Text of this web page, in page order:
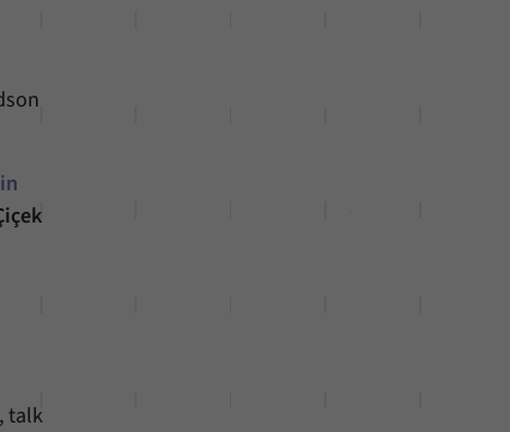
, talk